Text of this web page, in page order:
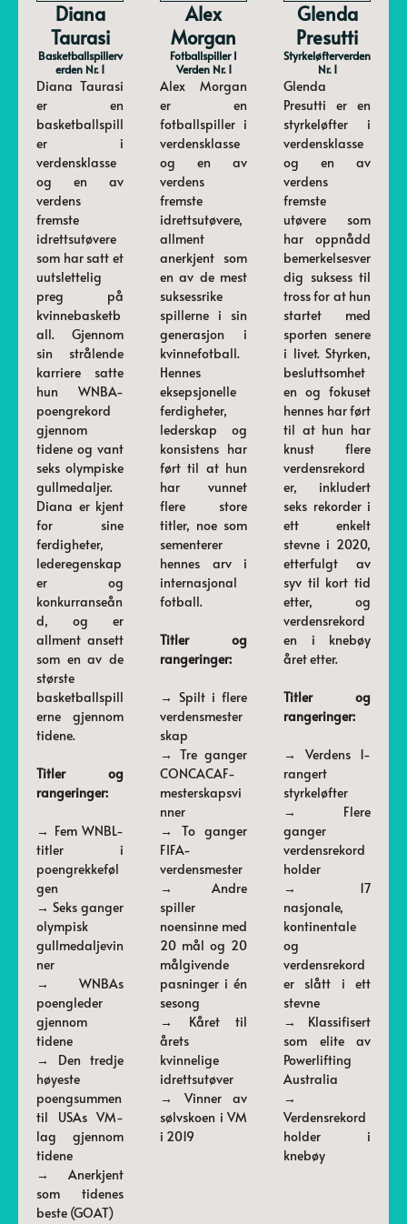
Diana
Taurasi
Basketballspillerv
Erden Nr. 1
Diana Taurasi
er en
basketballspill
er i
verdensklasse
og en av
verdens
fremste
idrettsutøvere
som har satt et
uutslettelig
preg på
kvinnebasketb
all. Gjennom
sin strålende
karriere satte
hun WNBA-
poengrekord
gjennom
tidene og vant
seks olympiske
gullmedaljer.
Diana er kjent
for sine
ferdigheter,
lederegenskap
er og
konkurranseån
d, og er
allment ansett
som en av de
største
basketballspill
erne gjennom
tidene.
Titler og
rangeringer:
→ Fem WNBL-
titler i
poengrekkeføl
gen
→ Seks ganger
olympisk
gullmedaljevin
ner
→ WNBAs
poengleder
gjennom
tidene
→ Den tredje
høyeste
poengsummen
til USAs VM-
lag gjennom
tidene
→ Anerkjent
som tidenes
beste (GOAT)
Alex
Morgan
Fotballspiller I
Verden Nr. 1
Alex Morgan
er en
fotballspiller i
verdensklasse
og en av
verdens
fremste
idrettsutøvere,
allment
anerkjent som
en av de mest
suksessrike
spillerne i sin
generasjon i
kvinnefotball.
Hennes
eksepsjonelle
ferdigheter,
lederskap og
konsistens har
ført til at hun
har vunnet
flere store
titler, noe som
sementerer
hennes arv i
internasjonal
fotball.
Titler og
rangeringer:
→ Spilt i flere
verdensmester
skap
→ Tre ganger
CONCACAF-
mesterskapsvi
nner
→ To ganger
FIFA-
verdensmester
→ Andre
spiller
noensinne med
20 mål og 20
målgivende
pasninger i én
sesong
→ Kåret til
årets
kvinnelige
idrettsutøver
→ Vinner av
sølvskoen i VM
i 2019
Glenda
Presutti
Styrkeløfterverden
Nr. 1
Glenda
Presutti er en
styrkeløfter i
verdensklasse
og en av
verdens
fremste
utøvere som
har oppnådd
bemerkelsesver
dig suksess til
tross for at hun
startet med
sporten senere
i livet. Styrken,
besluttsomhet
en og fokuset
hennes har ført
til at hun har
knust flere
verdensrekord
er, inkludert
seks rekorder i
ett enkelt
stevne i 2020,
etterfulgt av
syv til kort tid
etter, og
verdensrekord
en i knebøy
året etter.
Titler og
rangeringer:
→ Verdens 1-
rangert
styrkeløfter
→ Flere
ganger
verdensrekord
holder
→ 17
nasjonale,
kontinentale
og
verdensrekord
er slått i ett
stevne
→ Klassifisert
som elite av
Powerlifting
Australia
→
Verdensrekord
holder i
knebøy